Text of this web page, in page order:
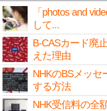
「photos and
して...
B-CASカード廃
えた理由
NHKのBSメッセ
する方法
NHK受信料の全